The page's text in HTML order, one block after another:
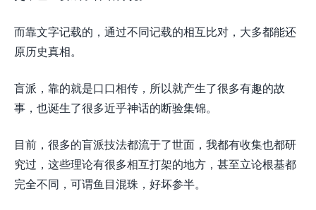
而靠文字记载的，通过不同记载的相互比对，大多都能还
原历史真相。
盲派，靠的就是口口相传，所以就产生了很多有趣的故
事，也诞生了很多近乎神话的断验集锦。
目前，很多的盲派技法都流于了世面，我都有收集也都研
究过，这些理论有很多相互打架的地方，甚至立论根基都
完全不同，可谓鱼目混珠，好坏参半。